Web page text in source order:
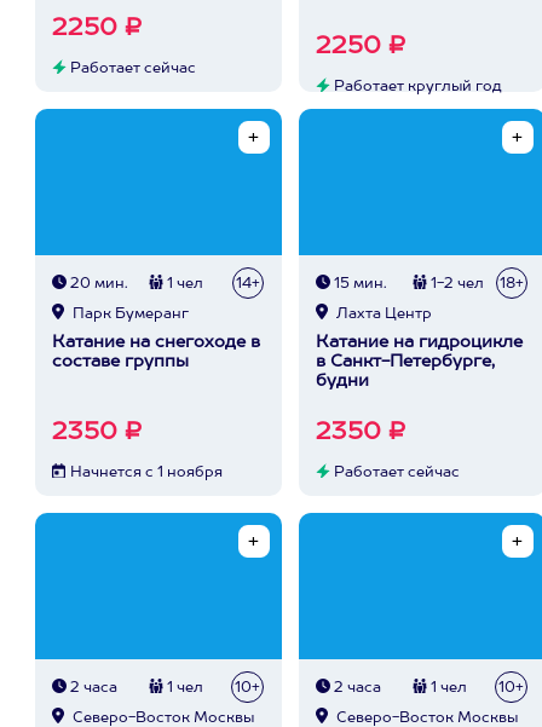
2250 ₽
Работает сейчас
2250 ₽
Работает круглый год
20 мин. 1 чел 14+
Парк Бумеранг
Катание на снегоходе в
составе группы
2350 ₽
Начнется с 1 ноября
15 мин. 1-2 чел 18+
Лахта Центр
Катание на гидроцикле
в Санкт-Петербурге,
будни
2350 ₽
Работает сейчас
2 часа 1 чел 10+
Северо-Восток Москвы
2 часа 1 чел 10+
Северо-Восток Москвы